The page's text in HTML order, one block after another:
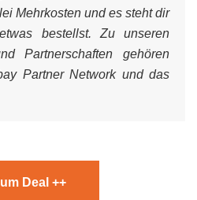
Mehrkosten und es steht dir
bestellst. Zu unseren
Partnerschaften gehören
Partner Network und das
Deal ++